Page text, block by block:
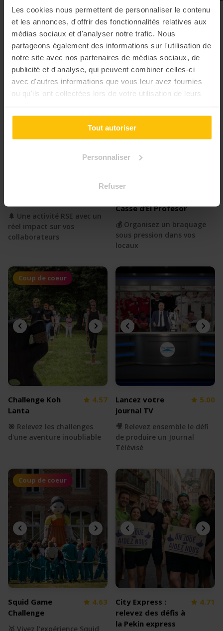
Les cookies nous permettent de personnaliser le contenu
et les annonces, d'offrir des fonctionnalités relatives aux
médias sociaux et d'analyser notre trafic. Nous
partageons également des informations sur l'utilisation de
notre site avec nos partenaires de médias sociaux, de
publicité et d'analyse, qui peuvent combiner celles-ci
avec d'autres informations que vous leur avez fournies
ou qu'ils ont collectées lors de votre utilisation de leurs
Tout autoriser
Personnaliser
Refuser
Team building Amiens "Wahou"
Pour les adeptes de sensations fortes et d’atypisme 👊🏻
🌲 Une activité RSE avec un
réel impact sur vos
collaborateurs
Casse d’El Profesor
💰 Organisez un braquage
sous pression dans vos
locaux
Coup de coeur
Challenge Koh
Lanta
4.57
🎯 Relevez les challenges
d'une aventure inoubliable
Lancez votre
journal TV
5.00
🎥 Relevez ensemble le défi
de produire un Journal
Télévisé
Coup de coeur
Squid Game
Challenge
4.63
🥇 Vivez l'expérience Squid
City Express :
relevez des défis à
la Pekin express
4.71